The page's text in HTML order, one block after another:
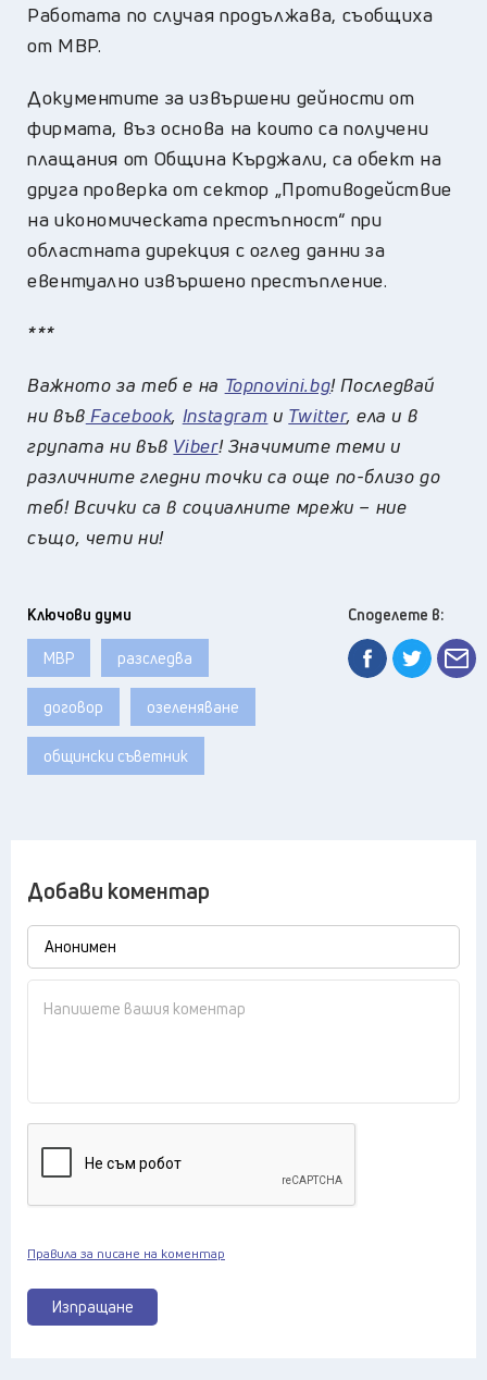
Работата по случая продължава, съобщиха
от МВР.
Документите за извършени дейности от
фирмата, въз основа на които са получени
плащания от Община Кърджали, са обект на
друга проверка от сектор „Противодействие
на икономическата престъпност“ при
областната дирекция с оглед данни за
евентуално извършено престъпление.
***
Важното за теб е на Topnovini.bg! Последвай
ни във Facebook, Instagram и Twitter, ела и в
групата ни във Viber! Значимите теми и
различните гледни точки са още по-близо до
теб! Всички са в социалните мрежи – ние
също, чети ни!
Ключови думи
МВР разследва
договор озеленяване
общински съветник
Споделете в:
Добави коментар
Изпращане
Правила за писане на коментар